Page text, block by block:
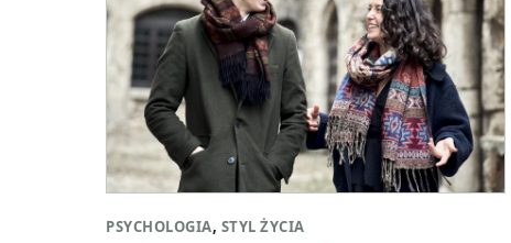
PSYCHOLOGIA, STYL ŻYCIA